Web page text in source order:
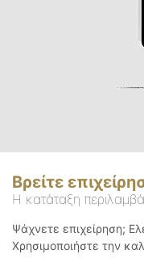
Βρείτε
Η κατάταξη
Ψάχνετε επιχείρηση;
Χρησιμοποιήστε την